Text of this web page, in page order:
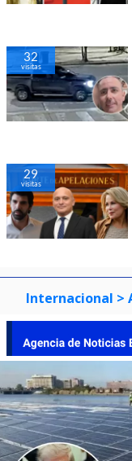
32
visitas
29
visitas
Internacional >